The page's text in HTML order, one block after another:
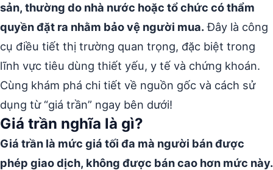
sản, thường do nhà nước hoặc tổ chức có thẩm
quyền đặt ra nhằm bảo vệ người mua.Đây là công
cụ điều tiết thị trường quan trọng, đặc biệt trong
lĩnh vực tiêu dùng thiết yếu, y tế và chứng khoán.
Cùng khám phá chi tiết về nguồn gốc và cách sử
dụng từ “giá trần” ngay bên dưới!
Giá trần nghĩa là gì?
Giá trần là mức giá tối đa mà người bán được
phép giao dịch, không được bán cao hơn mức này.